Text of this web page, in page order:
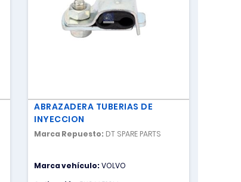
ABRAZADERA TUBERIAS DE
INYECCION
Marca Repuesto: DT SPARE PARTS
Marca vehículo:VOLVO